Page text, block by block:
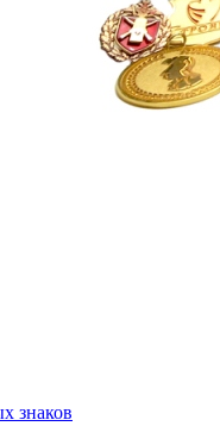
знаков